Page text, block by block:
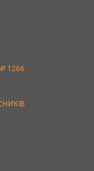
1266